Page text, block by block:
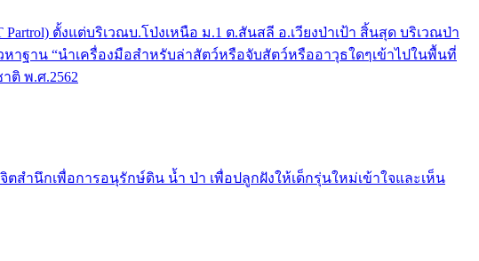
ตั้งแต่บริเวณบ.โป่งเหนือ ม.1 ต.สันสลี อ.เวียงป่าเป้า สิ้นสุด บริเวณป่า
หาฐาน “นำเครื่องมือสำหรับล่าสัตว์หรือจับสัตว์หรืออาวุธใดๆเข้าไปในพื้นที่
ติ พ.ศ.2562
สำนึกเพื่อการอนุรักษ์ดิน น้ำ ป่า เพื่อปลูกฝังให้เด็กรุ่นใหม่เข้าใจและเห็น